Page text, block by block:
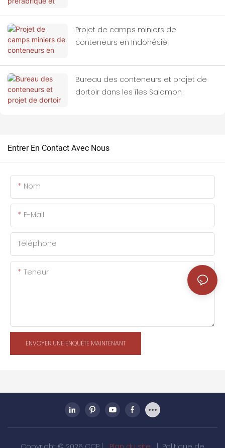
Projet de camps miniers de
conteneurs en Indonésie
Bureau des conteneurs et projet de
dortoir dans les îles Salomon
Entrer En Contact Avec Nous
Nom
E-Mail
Téléphone
Teneur
ENVOYER UNE ENQUÊTE MAINTENANT